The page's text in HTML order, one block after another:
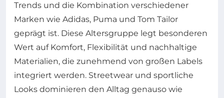
Trends und die Kombination verschiedener
Marken wie Adidas, Puma und Tom Tailor
geprägt ist. Diese Altersgruppe legt besonderen
Wert auf Komfort, Flexibilität und nachhaltige
Materialien, die zunehmend von großen Labels
integriert werden. Streetwear und sportliche
Looks dominieren den Alltag genauso wie